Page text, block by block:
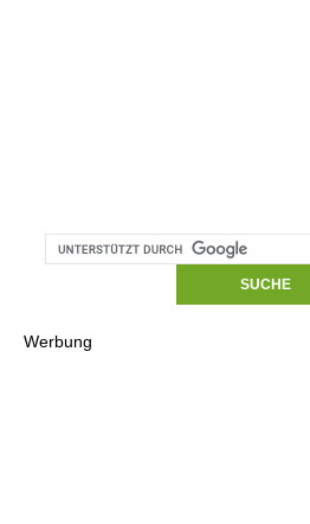
Werbung